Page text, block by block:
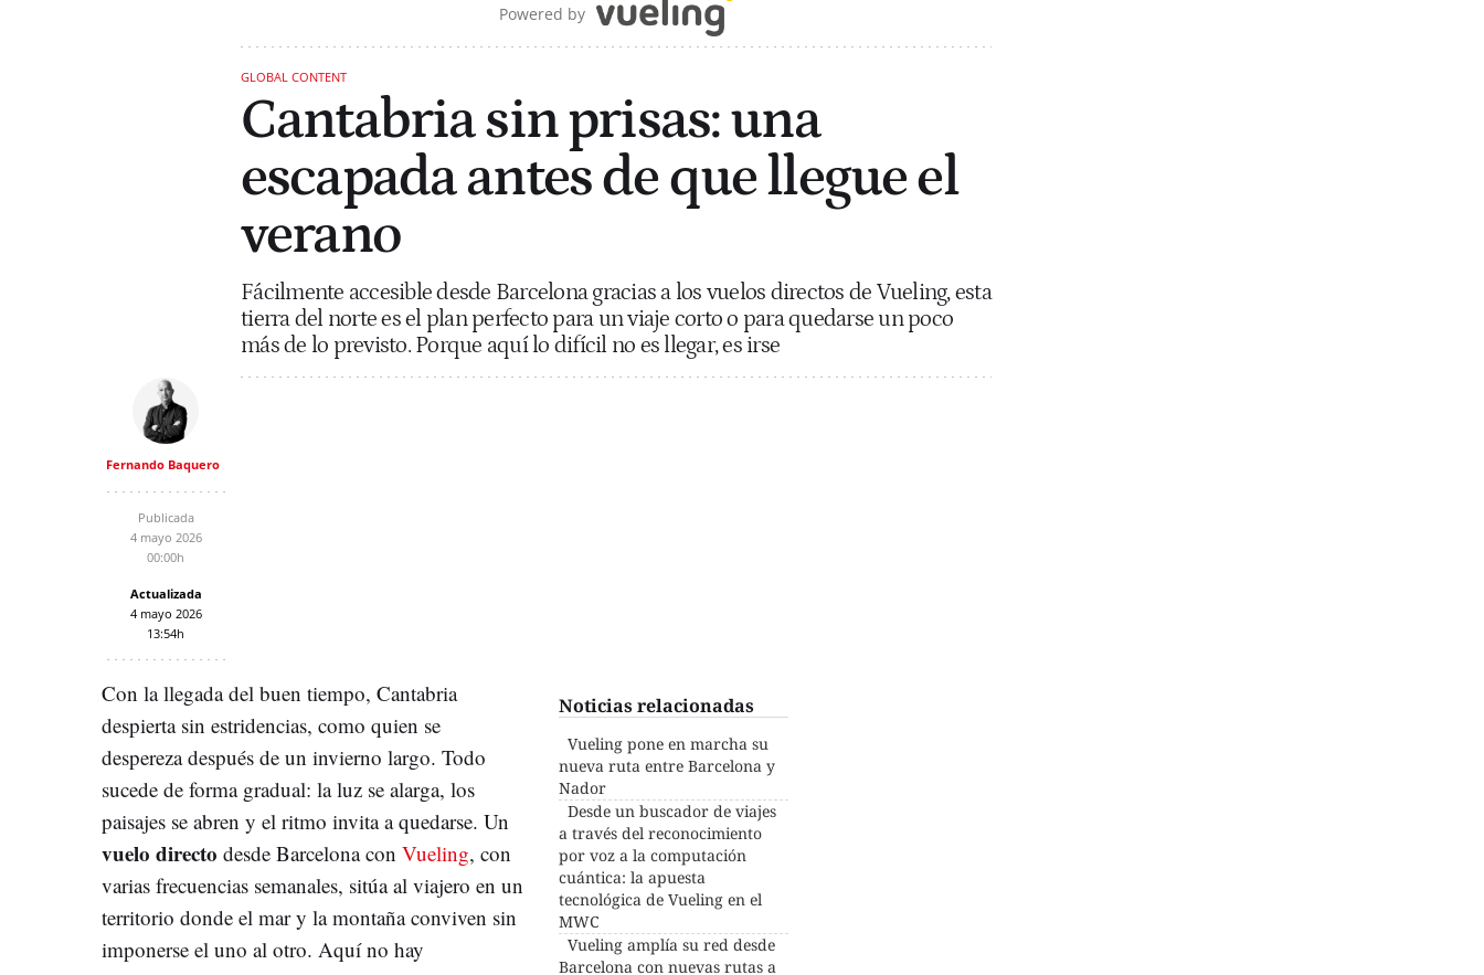
Powered by
GLOBAL CONTENT
Cantabria sin prisas: una
escapada antes de que llegue el
verano
Fácilmente accesible desde Barcelona gracias a los vuelos directos de Vueling, esta
tierra del norte es el plan perfecto para un viaje corto o para quedarse un poco
más de lo previsto. Porque aquí lo difícil no es llegar, es irse
Fernando Baquero
Publicada
4 mayo 2026
00:00h
Actualizada
4 mayo 2026
13:54h
Noticias relacionadas
Vueling pone en marcha su
nueva ruta entre Barcelona y
Nador
Desde un buscador de viajes
a través del reconocimiento
por voz a la computación
cuántica: la apuesta
tecnológica de Vueling en el
MWC
Vueling amplía su red desde
Barcelona con nuevas rutas a
Con la llegada del buen tiempo, Cantabria
despierta sin estridencias, como quien se
despereza después de un invierno largo. Todo
sucede de forma gradual: la luz se alarga, los
paisajes se abren y el ritmo invita a quedarse. Un
vuelo directo desde Barcelona con Vueling, con
varias frecuencias semanales, sitúa al viajero en un
territorio donde el mar y la montaña conviven sin
imponerse el uno al otro. Aquí no hay